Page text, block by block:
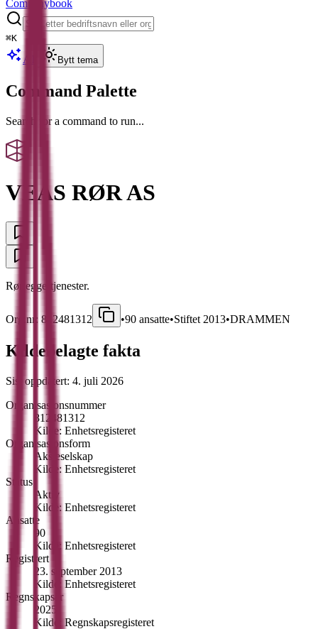
Companybook
⌘K
AI Bytt tema
Command Palette
Search for a command to run...
VEAS RØR AS
Rørleggertjenester.
Org.nr: 812481312 •90 ansatte•Stiftet 2013•DRAMMEN
Kildebelagte fakta
Sist oppdatert: 4. juli 2026
Organisasjonsnummer
812481312
Kilde: Enhetsregisteret
Organisasjonsform
Aksjeselskap
Kilde: Enhetsregisteret
Status
Aktiv
Kilde: Enhetsregisteret
Ansatte
90
Kilde: Enhetsregisteret
Registrert
23. september 2013
Kilde: Enhetsregisteret
Regnskapsår
2025
Kilde: Regnskapsregisteret